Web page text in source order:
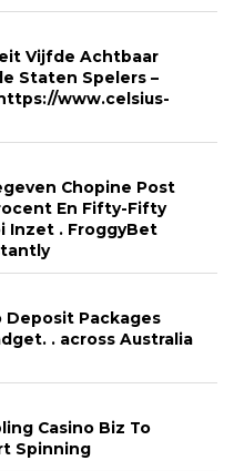
Vijfde Achtbaar
Staten Spelers –
www.celsius-
Chopine Post
En Fifty-Fifty
Inzet . FroggyBet
Deposit Packages
. across Australia
Casino Biz To
Spinning